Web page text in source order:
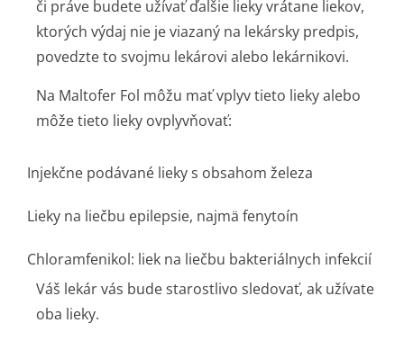
či práve budete užívať ďalšie lieky vrátane liekov,
ktorých výdaj nie je viazaný na lekársky predpis,
povedzte to svojmu lekárovi alebo lekárnikovi.
Na Maltofer Fol môžu mať vplyv tieto lieky alebo
môže tieto lieky ovplyvňovať:
Injekčne podávané lieky s obsahom železa
Lieky na liečbu epilepsie, najmä fenytoín
Chloramfenikol: liek na liečbu bakteriálnych infekcií
Váš lekár vás bude starostlivo sledovať, ak užívate
oba lieky.